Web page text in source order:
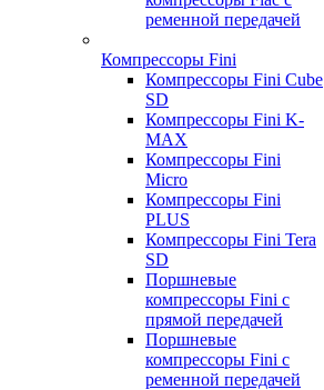
ременной передачей
Компрессоры Fini
Компрессоры Fini Cube
SD
Компрессоры Fini K-
MAX
Компрессоры Fini
Micro
Компрессоры Fini
PLUS
Компрессоры Fini Tera
SD
Поршневые
компрессоры Fini с
прямой передачей
Поршневые
компрессоры Fini с
ременной передачей